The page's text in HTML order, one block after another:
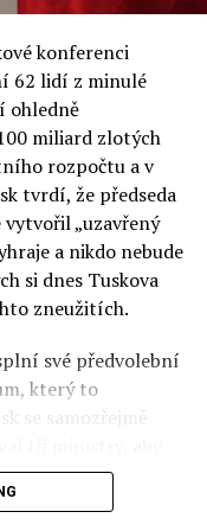
budou na
Fórum AI bude
skládající se z
akcí.
umělé
veřejných a
problémy a
v tvář zásadním
také zváží, do
oblastech života
ve
nutnosti zajistit
konferenci
62 lidí z minulé
ohledně
miliard zlotých
rozpočtu a v
tvrdí, že předseda
vytvořil „uzavřený
a nikdo nebude
si dnes Tuskova
zneužitích.
své předvolební
který to
se samozřejmě
členů PiS, a
Domański